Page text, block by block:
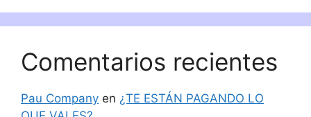
Comentarios recientes
Pau Company en ¿TE ESTÁN PAGANDO LO